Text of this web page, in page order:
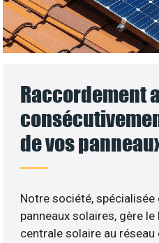
Raccordement
de vos
Notre société, spécialisée
panneaux solaires, gère
centrale solaire au réseau